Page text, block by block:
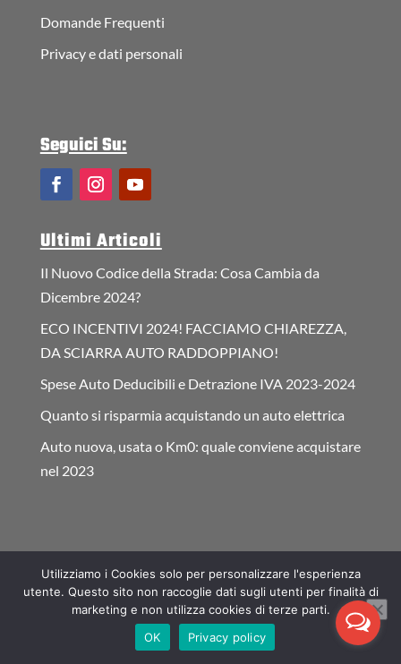
Domande Frequenti
Privacy e dati personali
Seguici Su:
Ultimi Articoli
Il Nuovo Codice della Strada: Cosa Cambia da
Dicembre 2024?
ECO INCENTIVI 2024! FACCIAMO CHIAREZZA,
DA SCIARRA AUTO RADDOPPIANO!
Spese Auto Deducibili e Detrazione IVA 2023-2024
Quanto si risparmia acquistando un auto elettrica
Auto nuova, usata o Km0: quale conviene acquistare
nel 2023
Utilizziamo i Cookies solo per personalizzare l'esperienza
utente. Questo sito non raccoglie dati sugli utenti per finalità di
marketing e non utilizza cookies di terze parti.
OK
Privacy policy